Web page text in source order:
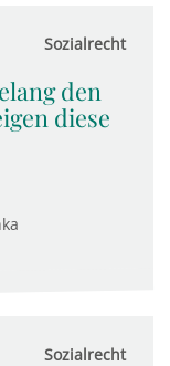
Sozialrecht
den
diese
Sozialrecht